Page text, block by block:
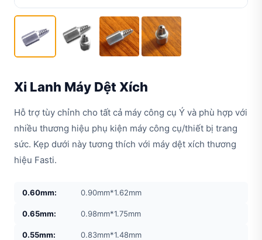
Xi Lanh Máy Dệt Xích
Hỗ trợ tùy chỉnh cho tất cả máy công cụ Ý và phù hợp với
nhiều thương hiệu phụ kiện máy công cụ/thiết bị trang
sức. Kẹp dưới này tương thích với máy dệt xích thương
hiệu Fasti.
0.60mm: 0.90mm*1.62mm
0.65mm: 0.98mm*1.75mm
0.55mm: 0.83mm*1.48mm